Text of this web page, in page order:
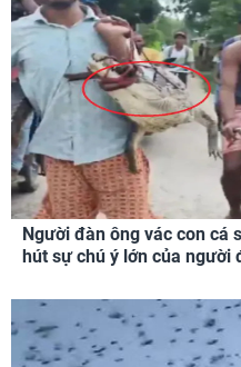
Người đàn ông vác con cá
hút sự chú ý lớn của người